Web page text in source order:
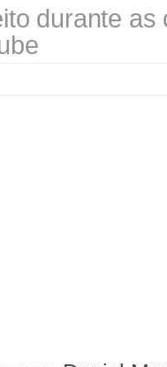
durante as